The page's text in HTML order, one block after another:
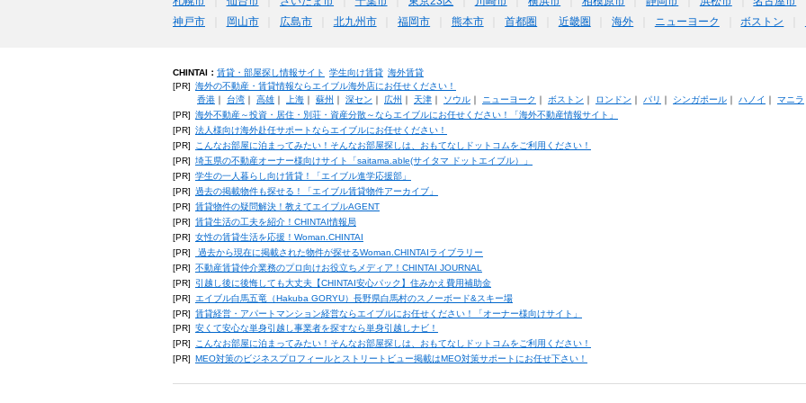
神戸市
岡山市 広島市 北九州市 福岡市 熊本市 首都圏 近畿圏 海外 ニューヨーク ボストン
CHINTAI： 賃貸・部屋探し情報サイト 学生向け賃貸 海外賃貸
[PR] 海外の不動産・賃貸情報ならエイブル海外店にお任せください！
香港｜ 台湾｜ 高雄｜ 上海｜ 蘇州 ｜ 深セン ｜ 広州 ｜ 天津｜ ソウル｜ ニューヨーク ｜ ボストン ｜ ロンドン ｜ パリ ｜ シンガポール｜ ハノイ ｜ マニラ
[PR] 海外不動産～投資・居住・別荘・資産分散～ならエイブルにお任せください！「海外不動産情報サイト」
[PR] 法人様向け海外赴任サポートならエイブルにお任せください！
[PR]
こんなお部屋に泊まってみたい！そんなお部屋探しは、おもてなしドットコムをご利用ください！
[PR] 埼玉県の不動産オーナー様向けサイト「saitama.able(サイタマ ドットエイブル）」
[PR] 学生の一人暮らし向け賃貸！「エイブル進学応援部」
[PR] 過去の掲載物件も探せる！「エイブル賃貸物件アーカイブ」
[PR] 賃貸物件の疑問解決！教えてエイブルAGENT
[PR] 賃貸生活の工夫を紹介！CHINTAI情報局
[PR] 女性の賃貸生活を応援！Woman.CHINTAI
[PR]
過去から現在に掲載された物件が探せるWoman.CHINTAIライブラリー
[PR] 不動産賃貸仲介業務のプロ向けお役立ちメディア！CHINTAI JOURNAL
[PR]
引越し後に後悔しても大丈夫【CHINTAI安心パック】住みかえ費用補助金
[PR]
エイブル白馬五竜（Hakuba GORYU）長野県白馬村のスノーボード&スキー場
[PR] 賃貸経営・アパートマンション経営ならエイブルにお任せください！「オーナー様向けサイト」
[PR] 安くて安心な単身引越し事業者を探すなら単身引越しナビ！
[PR]
こんなお部屋に泊まってみたい！そんなお部屋探しは、おもてなしドットコムをご利用ください！
[PR]
MEO対策のビジネスプロフィールとストリートビュー掲載はMEO対策サポートにお任せ下さい！